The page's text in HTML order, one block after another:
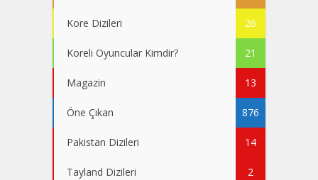
Kore Dizileri 26
Koreli Oyuncular Kimdir? 21
Magazin 13
Öne Çıkan 876
Pakistan Dizileri 14
Tayland Dizileri 2